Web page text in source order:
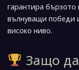
гарантира бързото
вълнуващи победи
високо ниво.
Защо